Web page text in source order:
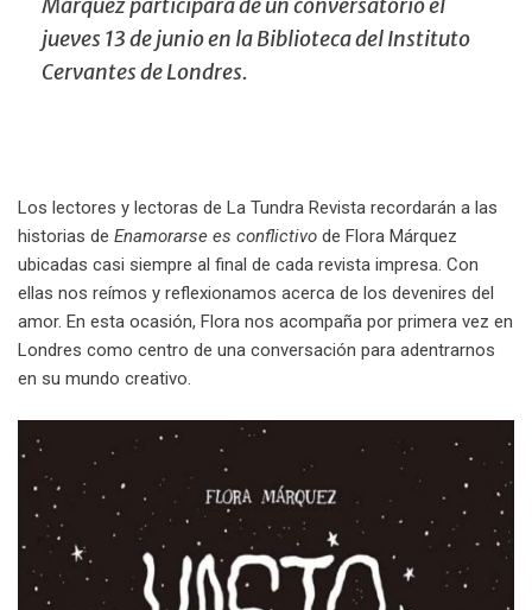
jueves 13 de junio en la Biblioteca del Instituto
Cervantes de Londres.
Los lectores y lectoras de La Tundra Revista recordarán a las
historias de Enamorarse es conflictivo de Flora Márquez
ubicadas casi siempre al final de cada revista impresa. Con
ellas nos reímos y reflexionamos acerca de los devenires del
amor. En esta ocasión, Flora nos acompaña por primera vez en
Londres como centro de una conversación para adentrarnos
en su mundo creativo.